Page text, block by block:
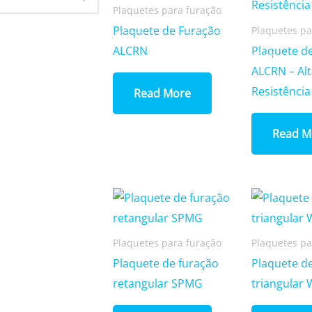
Quem Somos
Plaquetes para furação
Plaquete de Furação
ALCRN
Read More
Plaquetes
Plaquete
ALCRN –
Resistência
Read
Plaquetes para furação
Plaquete de furação
retangular SPMG
Plaquetes
Plaquete
triangular